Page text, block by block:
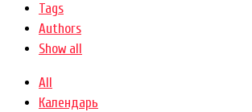
Tags
Authors
Show all
All
Календарь